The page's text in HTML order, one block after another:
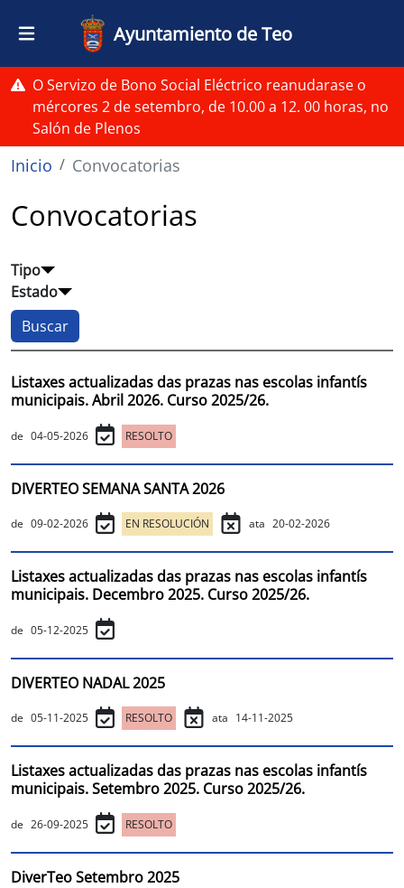
Pasar al contenido principal
Ayuntamiento de Teo
O Servizo de Bono Social Eléctrico reanudarase o
mércores 2 de setembro, de 10.00 a 12. 00 horas, no
Salón de Plenos
Ruta de navegación
Inicio Convocatorias
Convocatorias
Tipo
Estado
Listaxes actualizadas das prazas nas escolas infantís
municipais. Abril 2026. Curso 2025/26.
de 04-05-2026 RESOLTO
DIVERTEO SEMANA SANTA 2026
de 09-02-2026 EN RESOLUCIÓN ata 20-02-2026
Listaxes actualizadas das prazas nas escolas infantís
municipais. Decembro 2025. Curso 2025/26.
de 05-12-2025
DIVERTEO NADAL 2025
de 05-11-2025 RESOLTO ata 14-11-2025
Listaxes actualizadas das prazas nas escolas infantís
municipais. Setembro 2025. Curso 2025/26.
de 26-09-2025 RESOLTO
DiverTeo Setembro 2025